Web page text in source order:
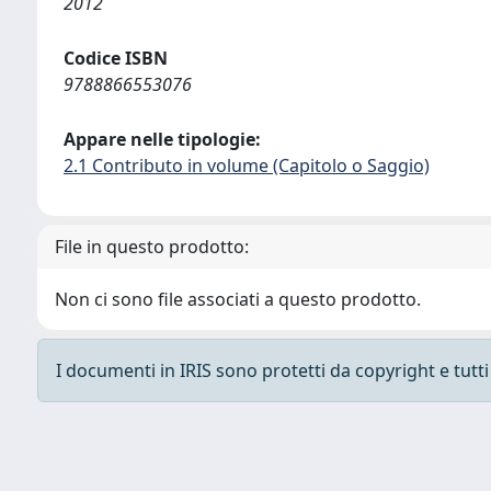
Codice ISBN
9788866553076
Appare nelle tipologie:
2.1 Contributo in volume (Capitolo o Saggio)
File in questo prodotto:
Non ci sono file associati a questo prodotto.
I documenti in IRIS sono protetti da copyright e